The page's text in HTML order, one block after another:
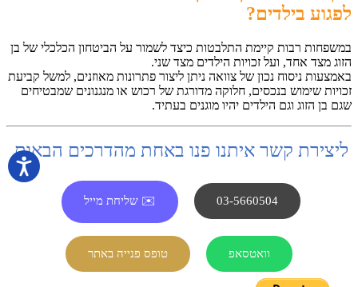
לפגוע בילדים?
במשפחות רבות קיימת התלבטות כיצד לשמור על הביטחון הכלכלי של בן
הזוג מצד אחד, ועל זכויות הילדים מצד שני.
באמצעות ניסוח נכון של צוואה ניתן ליצור פתרונות מאוזנים, למשל קביעת
זכויות שימוש בנכסים, חלוקה מדורגת של רכוש או מנגנונים שמבטיחים
שגם בן הזוג וגם הילדים יהיו מוגנים בעתיד.
ליצירת קשר איתנו פנו באחת מהדרכים הבאות
03-5660504 ✉️ שליחת מייל
וואטסאפ טופס פנייה באתר